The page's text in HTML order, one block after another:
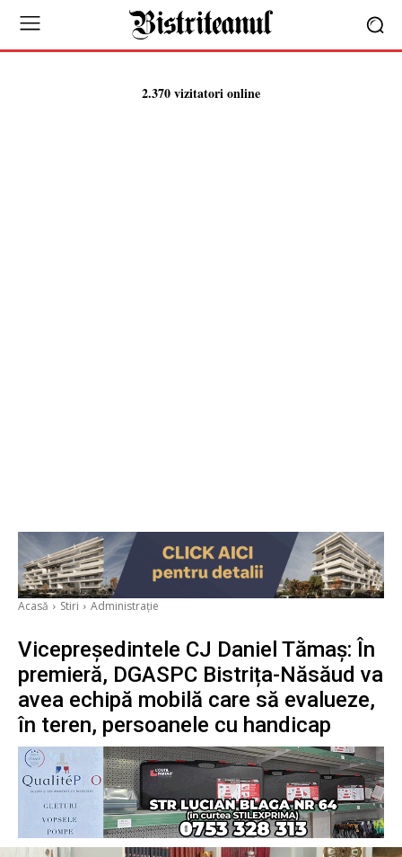
2.370 vizitatori online
Acasă Stiri Administrație
Vicepreședintele CJ Daniel Tămaș: În
premieră, DGASPC Bistrița-Năsăud va
avea echipă mobilă care să evalueze,
în teren, persoanele cu handicap